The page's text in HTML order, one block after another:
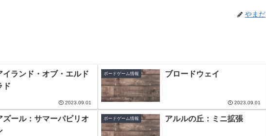
やまだ
イランド・オブ・エルド
ド
2023.09.01
ボードゲーム情報 ブロードウェイ
2023.09.01
ズール：サマーパビリオ
ボードゲーム情報 アルルの丘：ミニ拡張